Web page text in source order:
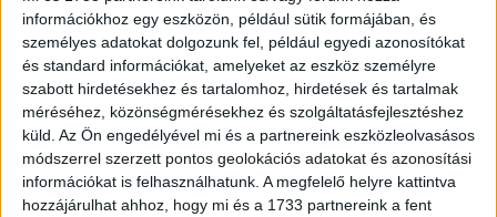
információkhoz egy eszközön, például sütik formájában, és
személyes adatokat dolgozunk fel, például egyedi azonosítókat
és standard információkat, amelyeket az eszköz személyre
szabott hirdetésekhez és tartalomhoz, hirdetések és tartalmak
méréséhez, közönségmérésekhez és szolgáltatásfejlesztéshez
küld. Az Ön engedélyével mi és a partnereink eszközleolvasásos
módszerrel szerzett pontos geolokációs adatokat és azonosítási
információkat is felhasználhatunk. A megfelelő helyre kattintva
hozzájárulhat ahhoz, hogy mi és a 1733 partnereink a fent
az innovatív és szórakoztató olimpiai nézői élmény a
közvetítések során.
Az Eurosport csapata Pekingben, Yanqingben és
Zhangjiakouban, illetve a magyarországi stúdióban is
tevékenykedik majd a helyi szakértőkkel, hogy teljes körű
elemzést készítsenek minden eseményről.